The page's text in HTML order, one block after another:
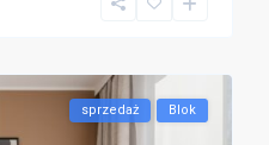
sprzedaż Blok